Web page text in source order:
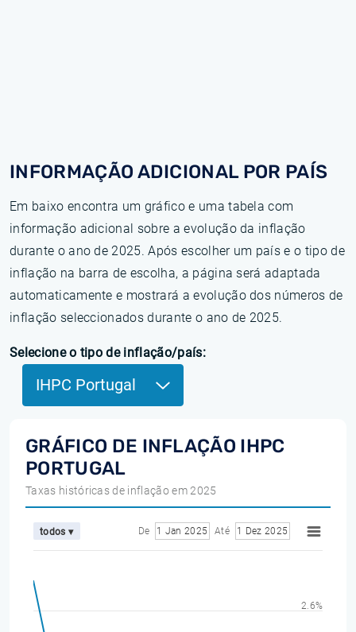
INFORMAÇÃO ADICIONAL POR PAÍS
Em baixo encontra um gráfico e uma tabela com
informação adicional sobre a evolução da inflação
durante o ano de 2025. Após escolher um país e o tipo de
inflação na barra de escolha, a página será adaptada
automaticamente e mostrará a evolução dos números de
inflação seleccionados durante o ano de 2025.
Selecione o tipo de inflação/país:
IHPC Portugal
GRÁFICO DE INFLAÇÃO IHPC
PORTUGAL
Taxas históricas de inflação em 2025
todos ▾ De 1 Jan 2025 Até 1 Dez 2025
2.6%